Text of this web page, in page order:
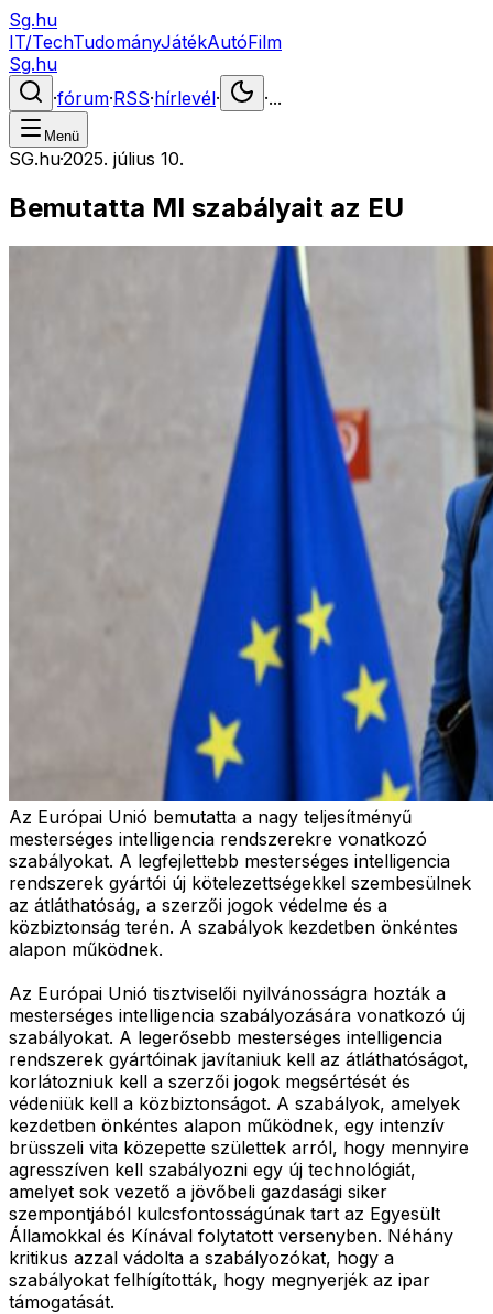
Sg.hu
IT/TechTudományJátékAutóFilm
Sg.hu
·fórum·RSS·hírlevél· ·...
Menü
SG.hu·2025. július 10.
Bemutatta MI szabályait az EU
Az Európai Unió bemutatta a nagy teljesítményű
mesterséges intelligencia rendszerekre vonatkozó
szabályokat. A legfejlettebb mesterséges intelligencia
rendszerek gyártói új kötelezettségekkel szembesülnek
az átláthatóság, a szerzői jogok védelme és a
közbiztonság terén. A szabályok kezdetben önkéntes
alapon működnek.
Az Európai Unió tisztviselői nyilvánosságra hozták a
mesterséges intelligencia szabályozására vonatkozó új
szabályokat. A legerősebb mesterséges intelligencia
rendszerek gyártóinak javítaniuk kell az átláthatóságot,
korlátozniuk kell a szerzői jogok megsértését és
védeniük kell a közbiztonságot. A szabályok, amelyek
kezdetben önkéntes alapon működnek, egy intenzív
brüsszeli vita közepette születtek arról, hogy mennyire
agresszíven kell szabályozni egy új technológiát,
amelyet sok vezető a jövőbeli gazdasági siker
szempontjából kulcsfontosságúnak tart az Egyesült
Államokkal és Kínával folytatott versenyben. Néhány
kritikus azzal vádolta a szabályozókat, hogy a
szabályokat felhígították, hogy megnyerjék az ipar
támogatását.